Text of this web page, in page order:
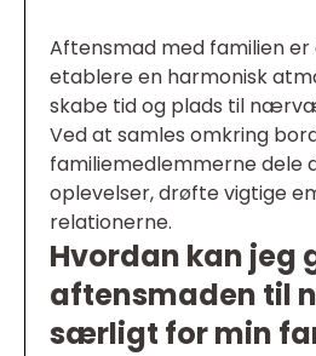
Aftensmad med familien
etablere en harmonisk
skabe tid og plads til
Ved at samles omkring
familiemedlemmerne dele
oplevelser, drøfte vigtige
relationerne.
Hvordan kan jeg
aftensmaden til
særligt for min